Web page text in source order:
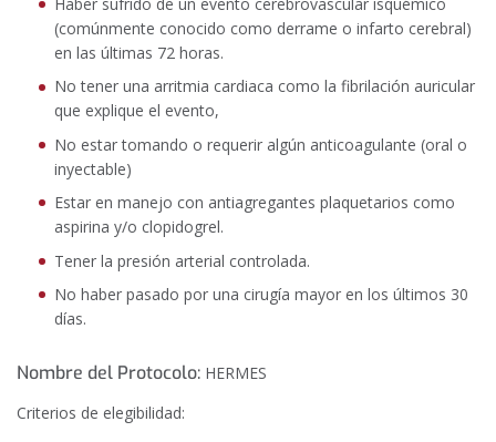
(comúnmente conocido como derrame o infarto cerebral)
en las últimas 72 horas.
No tener una arritmia cardiaca como la fibrilación auricular
que explique el evento,
No estar tomando o requerir algún anticoagulante (oral o
inyectable)
Estar en manejo con antiagregantes plaquetarios como
aspirina y/o clopidogrel.
Tener la presión arterial controlada.
No haber pasado por una cirugía mayor en los últimos 30
días.
Nombre del Protocolo: HERMES
Criterios de elegibilidad: